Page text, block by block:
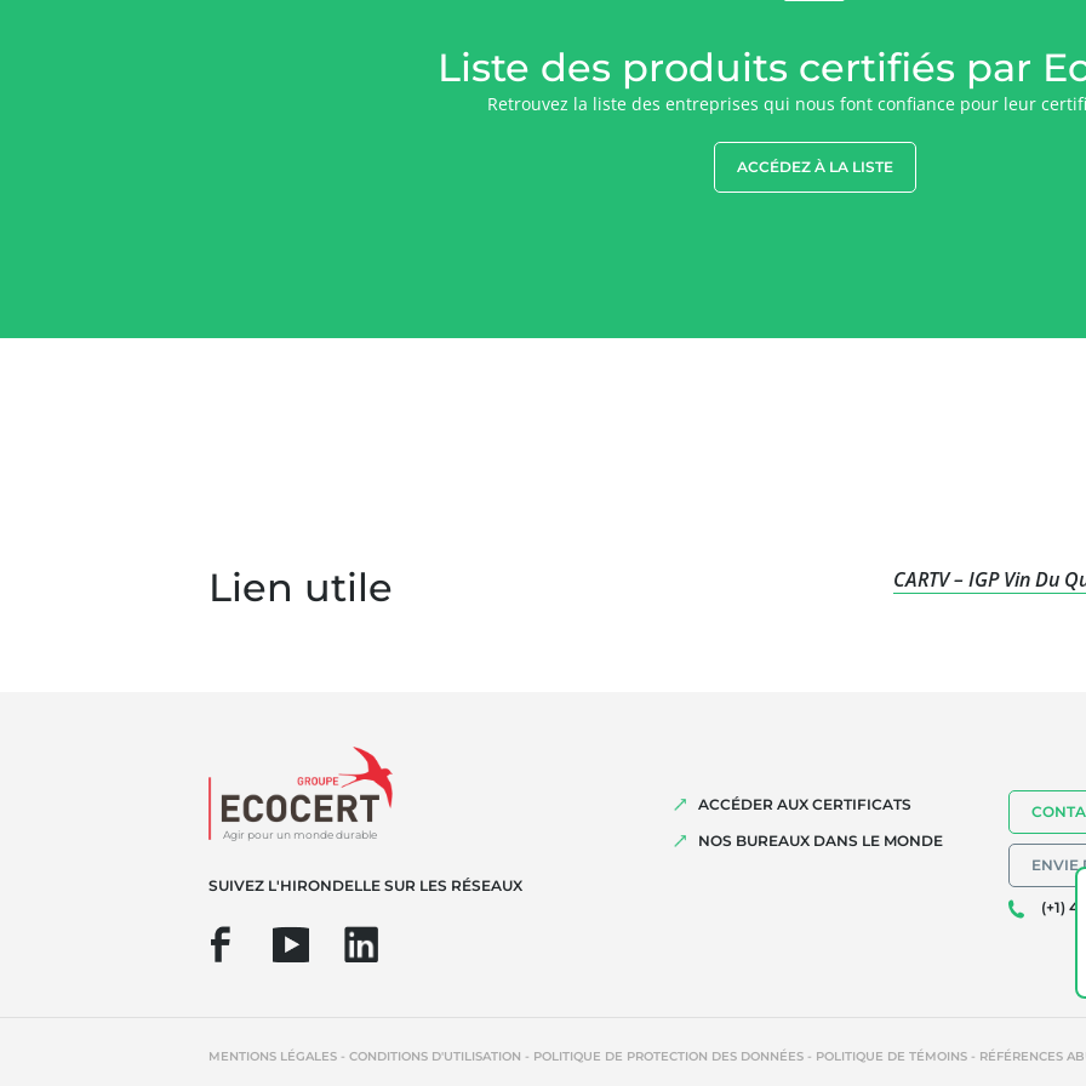
Liste des produits certifiés par
Retrouvez la liste des entreprises qui nous font confiance pour leur
ACCÉDEZ À LA LISTE
Lien utile CARTV – IGP Vin Du
Agir pour un monde durable
SUIVEZ L'HIRONDELLE SUR LES RÉSEAUX
ACCÉDER AUX CERTIFICATS
NOS BUREAUX DANS LE MONDE
ENVIE
(+1)
MENTIONS LÉGALES - CONDITIONS D'UTILISATION - POLITIQUE DE PROTECTION DES DONNÉES - POLITIQUE DE TÉMOINS - RÉFÉRENCES